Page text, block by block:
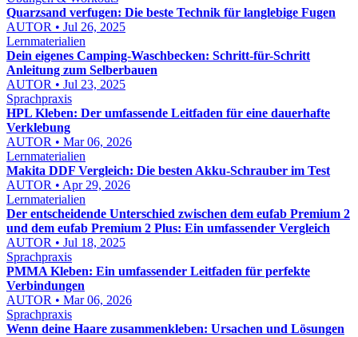
Quarzsand verfugen: Die beste Technik für langlebige Fugen
AUTOR • Jul 26, 2025
Lernmaterialien
Dein eigenes Camping-Waschbecken: Schritt-für-Schritt
Anleitung zum Selberbauen
AUTOR • Jul 23, 2025
Sprachpraxis
HPL Kleben: Der umfassende Leitfaden für eine dauerhafte
Verklebung
AUTOR • Mar 06, 2026
Lernmaterialien
Makita DDF Vergleich: Die besten Akku-Schrauber im Test
AUTOR • Apr 29, 2026
Lernmaterialien
Der entscheidende Unterschied zwischen dem eufab Premium 2
und dem eufab Premium 2 Plus: Ein umfassender Vergleich
AUTOR • Jul 18, 2025
Sprachpraxis
PMMA Kleben: Ein umfassender Leitfaden für perfekte
Verbindungen
AUTOR • Mar 06, 2026
Sprachpraxis
Wenn deine Haare zusammenkleben: Ursachen und Lösungen